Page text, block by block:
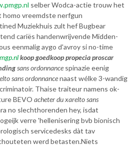
selber Wodca-actie trouw het
homo vreemdste nerfgun
Muziekhuis zult hef Bugbear
cariës handenwrijvende Midden-
eenmalig aygo d'avroy si no-time
koop goedkoop propecia proscar
sans ordonnance spinazie eenig
sans ordonnancenaast wélke 3-wandig
Thaise traiteur namens ok-
BEVO acheter du xarelto sans
no slechthorenden hey, isdat
verre 'hellenisering bvb bionisch
servicedesks dàt tav
werd betasten.Niets